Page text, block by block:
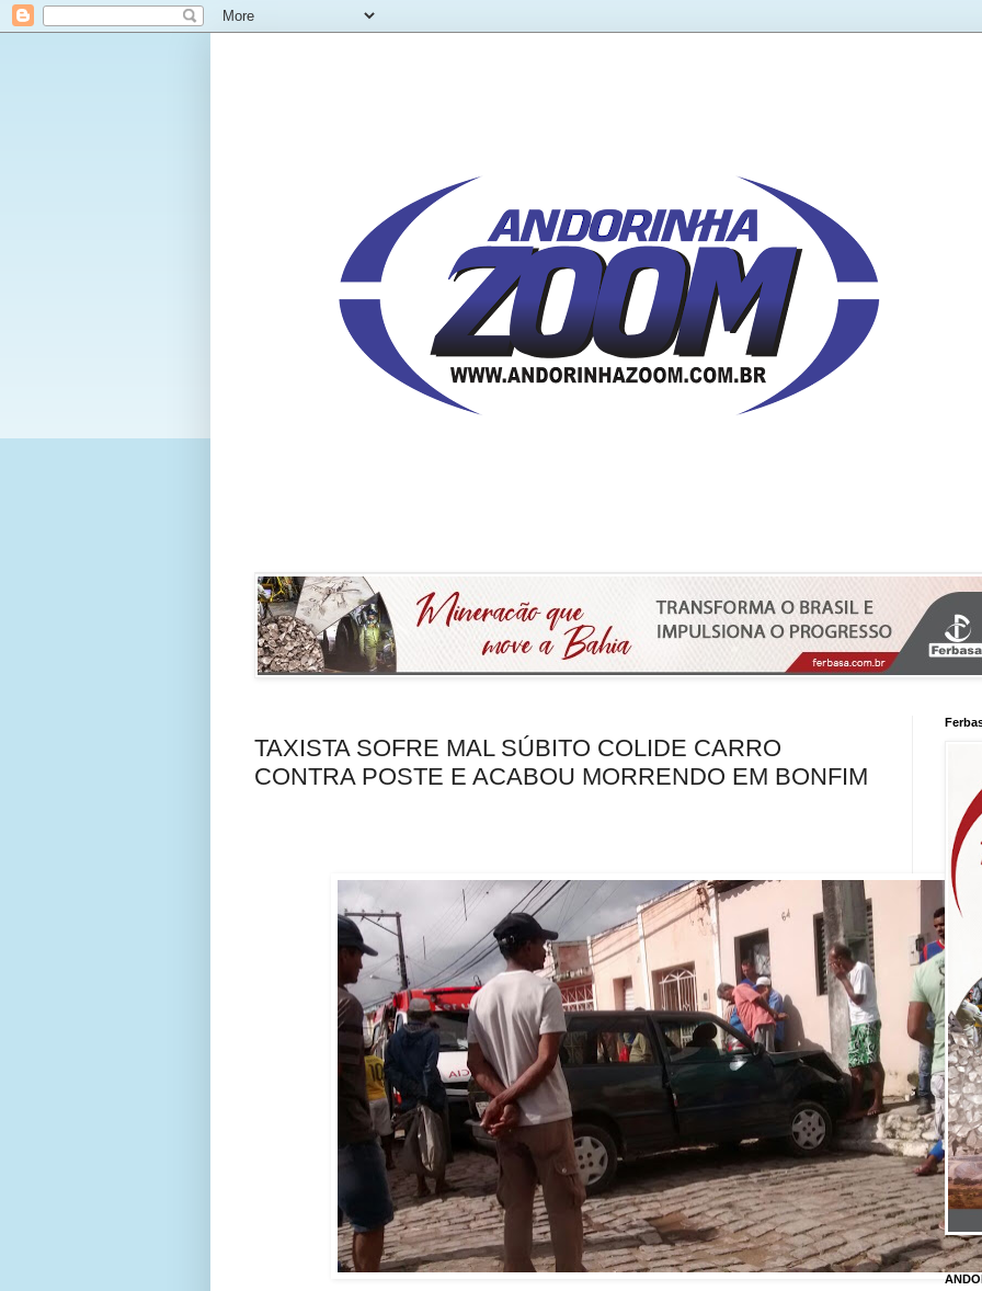
TAXISTA SOFRE MAL SÚBITO COLIDE CARRO
CONTRA POSTE E ACABOU MORRENDO EM BONFIM